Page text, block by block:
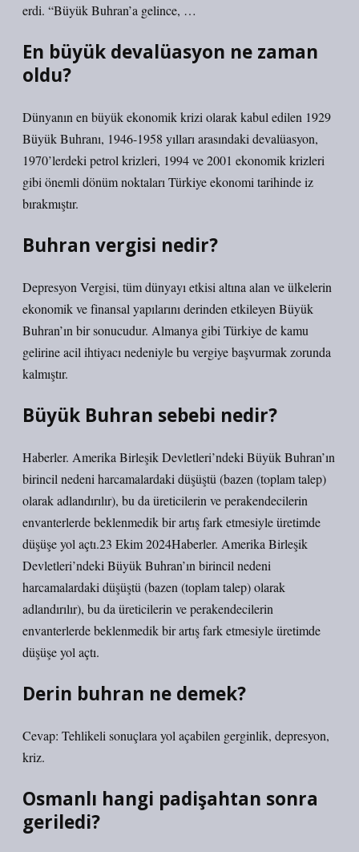
erdi. “Büyük Buhran’a gelince, …
En büyük devalüasyon ne zaman
oldu?
Dünyanın en büyük ekonomik krizi olarak kabul edilen 1929
Büyük Buhranı, 1946-1958 yılları arasındaki devalüasyon,
1970’lerdeki petrol krizleri, 1994 ve 2001 ekonomik krizleri
gibi önemli dönüm noktaları Türkiye ekonomi tarihinde iz
bırakmıştır.
Buhran vergisi nedir?
Depresyon Vergisi, tüm dünyayı etkisi altına alan ve ülkelerin
ekonomik ve finansal yapılarını derinden etkileyen Büyük
Buhran’ın bir sonucudur. Almanya gibi Türkiye de kamu
gelirine acil ihtiyacı nedeniyle bu vergiye başvurmak zorunda
kalmıştır.
Büyük Buhran sebebi nedir?
Haberler. Amerika Birleşik Devletleri’ndeki Büyük Buhran’ın
birincil nedeni harcamalardaki düşüştü (bazen (toplam talep)
olarak adlandırılır), bu da üreticilerin ve perakendecilerin
envanterlerde beklenmedik bir artış fark etmesiyle üretimde
düşüşe yol açtı.23 Ekim 2024Haberler. Amerika Birleşik
Devletleri’ndeki Büyük Buhran’ın birincil nedeni
harcamalardaki düşüştü (bazen (toplam talep) olarak
adlandırılır), bu da üreticilerin ve perakendecilerin
envanterlerde beklenmedik bir artış fark etmesiyle üretimde
düşüşe yol açtı.
Derin buhran ne demek?
Cevap: Tehlikeli sonuçlara yol açabilen gerginlik, depresyon,
kriz.
Osmanlı hangi padişahtan sonra
geriledi?